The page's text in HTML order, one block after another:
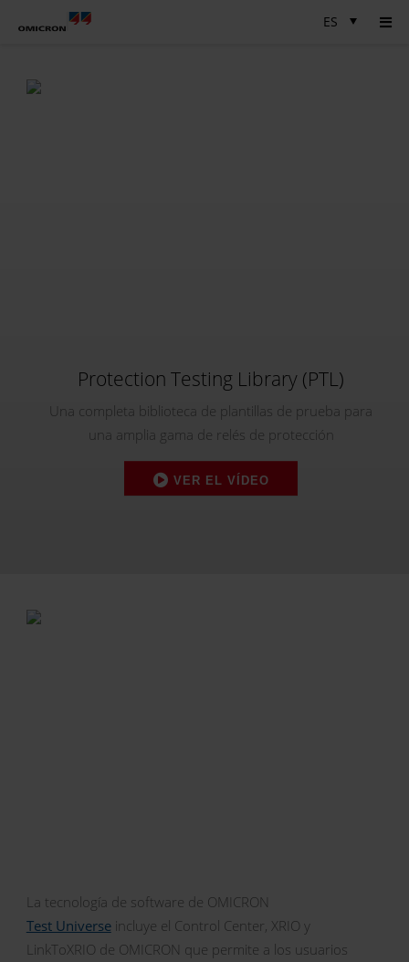
ES
Protection Testing Library (PTL)
Una completa biblioteca de plantillas de prueba para
una amplia gama de relés de protección
VER EL VÍDEO
La tecnología de software de OMICRON
Test Universeincluye el Control Center, XRIO y
LinkToXRIO de OMICRON que permite a los usuarios